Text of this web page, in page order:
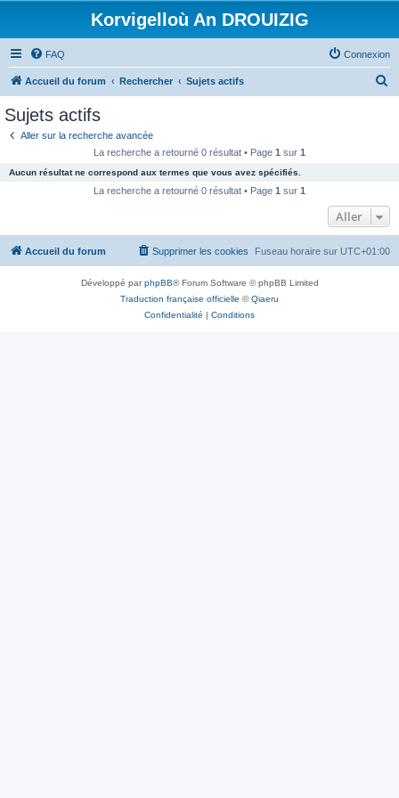
Korvigelloù An DROUIZIG
FAQ Connexion
Accueil du forum Rechercher Sujets actifs
c
e
Sujets actifs
Aller sur la recherche avancée
La recherche a retourné 0 résultat • Page 1 sur 1
Aucun résultat ne correspond aux termes que vous avez spécifiés.
La recherche a retourné 0 résultat • Page 1 sur 1
Aller
Accueil du forum Fuseau horaire sur UTC+01:00
Supprimer les cookies
Développé parphpBB® Forum Software © phpBB Limited
Traduction française officielle ©Qiaeru
Confidentialité | Conditions